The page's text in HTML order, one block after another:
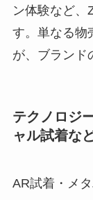
ン体験など、
す。単なる物
が、ブランド
テクノロジ
ャル試着など
AR試着・メ